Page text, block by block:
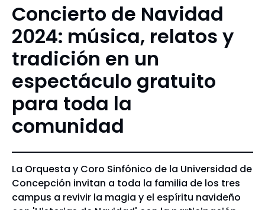
Concierto de Navidad
2024: música, relatos y
tradición en un
espectáculo gratuito
para toda la
comunidad
La Orquesta y Coro Sinfónico de la Universidad de
Concepción invitan a toda la familia de los tres
campus a revivir la magia y el espíritu navideño